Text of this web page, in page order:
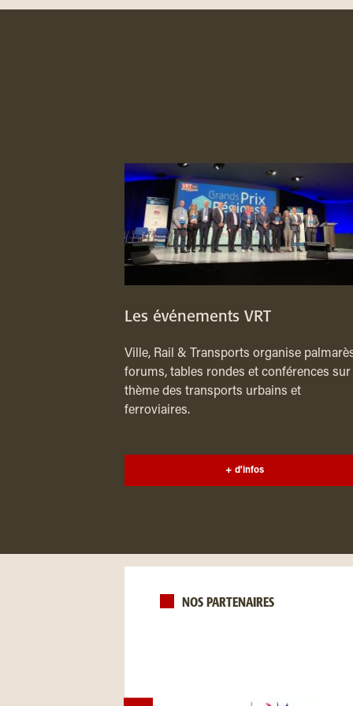
Les événements VRT
Ville, Rail & Transports organise
forums, tables rondes et conférences sur
thème des transports urbains et
ferroviaires.
+ d'infos
NOS PARTENAIRES